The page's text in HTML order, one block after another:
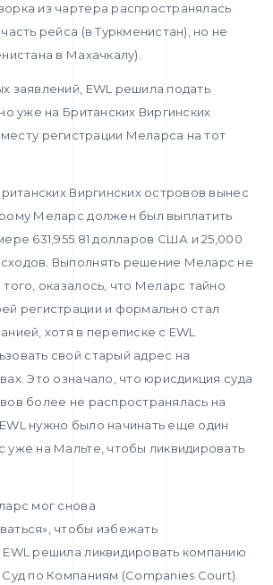
из чартера распространялась
рейса (в Туркменистан), но не
в Махачкалу).
заявлений, EWL решила подать
уже на Британских Виргинских
регистрации Меларса на тот
Виргинских островов вынес
Меларс должен был выплатить
631,955.81 долларов США и 25,000
Выполнять решение Меларс не
оказалось, что Меларс тайно
регистрации и формально стал
хотя в переписке с EWL
свой старый адрес на
Это означало, что юрисдикция суда
более не распространялась на
нужно было начинать еще один
уже на Мальте, чтобы ликвидировать
мог снова
чтобы избежать
EWL решила ликвидировать компанию
Суд по Компаниям (Companies Court).